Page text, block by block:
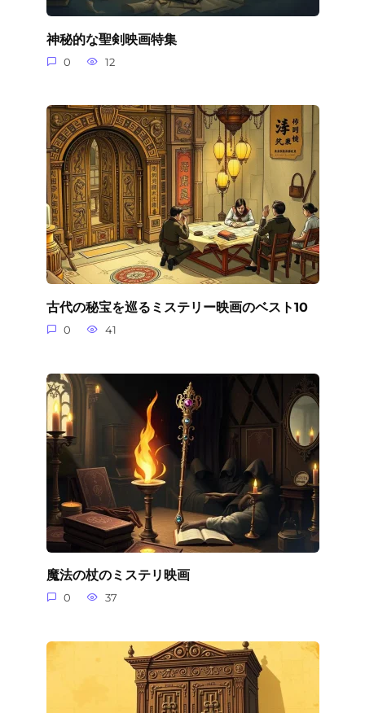
神秘的な聖剣映画特集
0 12
古代の秘宝を巡るミステリー映画のベスト10
0 41
魔法の杖のミステリ映画
0 37